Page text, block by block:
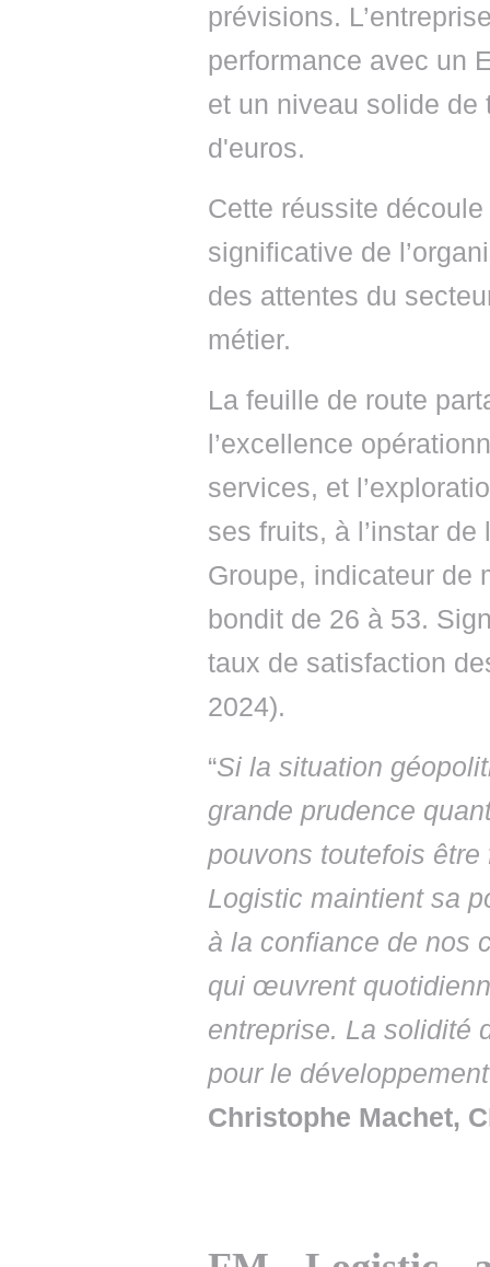
prévisions.
performance avec un
et un niveau solide de
d'euros.
Cette réussite
significative de
des attentes du
métier.
La feuille de route
l’excellence
services, et
ses fruits, à l’instar
Groupe, indicateur de
bondit de 26 à 53.
taux de satisfaction
2024).
“Si la situation
grande prudence
pouvons toutefois
Logistic maintient sa
à la confiance de nos
qui œuvrent
entreprise. La solidité
pour le
Christophe Machet,